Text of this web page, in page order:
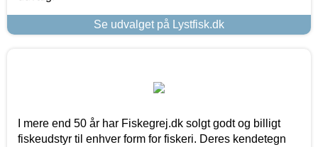
Se udvalget på Lystfisk.dk
I mere end 50 år har Fiskegrej.dk solgt godt og billigt
fiskeudstyr til enhver form for fiskeri. Deres kendetegn